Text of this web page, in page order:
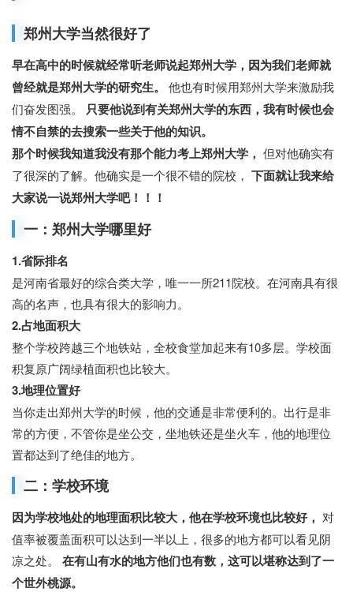
郑州大学当然很好了
早在高中的时候就经常听老师说起郑州大学，因为我们老师就
曾经就是郑州大学的研究生。 他也有时候用郑州大学来激励我
们奋发图强。 只要他说到有关郑州大学的东西，我有时候也会
情不自禁的去搜索一些关于他的知识。
那个时候我知道我没有那个能力考上郑州大学， 但对他确实有
了很深的了解。他确实是一个很不错的院校， 下面就让我来给
大家说一说郑州大学吧！！！
一：郑州大学哪里好
1.省际排名
是河南省最好的综合类大学，唯一一所211院校。在河南具有很
高的名声，也具有很大的影响力。
2.占地面积大
整个学校跨越三个地铁站，全校食堂加起来有10多层。学校面
积复原广阔绿植面积也比较大。
3.地理位置好
当你走出郑州大学的时候，他的交通是非常便利的。出行是非
常的方便，不管你是坐公交，坐地铁还是坐火车，他的地理位
置都达到了绝佳的地方。
二：学校环境
因为学校地处的地理面积比较大，他在学校环境也比较好， 对
值率被覆盖面积可以达到一半以上，很多的地方都可以看见阴
凉之处。 在有山有水的地方他们也有数，这可以堪称达到了一
个世外桃源。